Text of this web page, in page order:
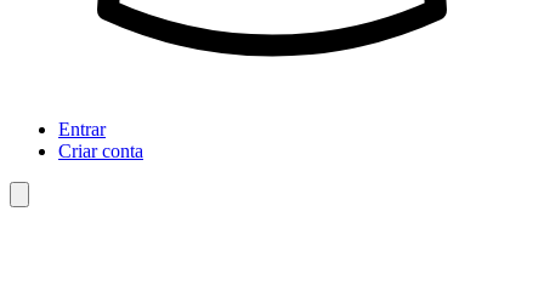
Entrar
Criar conta